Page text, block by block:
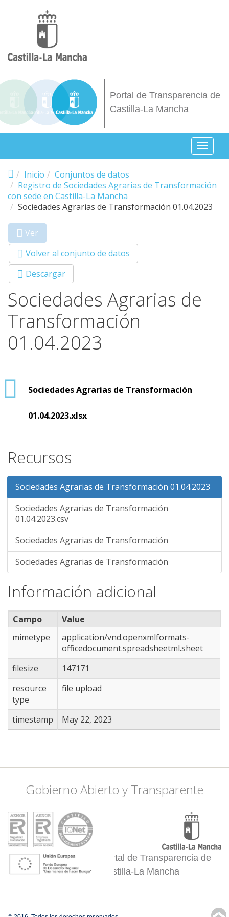
Portal de Transparencia de
Castilla-La Mancha
Toggle
Inicio
Conjuntos de datos
Registro de Sociedades Agrarias de Transformación
con sede en Castilla-La Mancha
Sociedades Agrarias de Transformación 01.04.2023
Primary tabs
Ver
activa)
Volver al conjunto de datos
Descargar
Sociedades Agrarias de
Transformación
01.04.2023
Sociedades Agrarias de Transformación
01.04.2023.xlsx
Recursos
Sociedades Agrarias de Transformación 01.04.2023
Sociedades Agrarias de Transformación
01.04.2023.csv
Sociedades Agrarias de Transformación
Sociedades Agrarias de Transformación
Información adicional
Campo
Value
mimetype
application/vnd.openxmlformats-
officedocument.spreadsheetml.sheet
filesize
147171
resource
type
file upload
timestamp May 22, 2023
Gobierno Abierto y Transparente
Portal de Transparencia de
Castilla-La Mancha
↑